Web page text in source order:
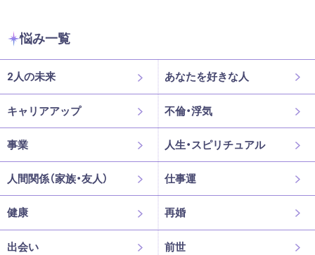
悩み一覧
2人の未来 あなたを好きな人
キャリアアップ 不倫・浮気
事業 人生・スピリチュアル
人間関係（家族・友人） 仕事運
健康 再婚
出会い 前世